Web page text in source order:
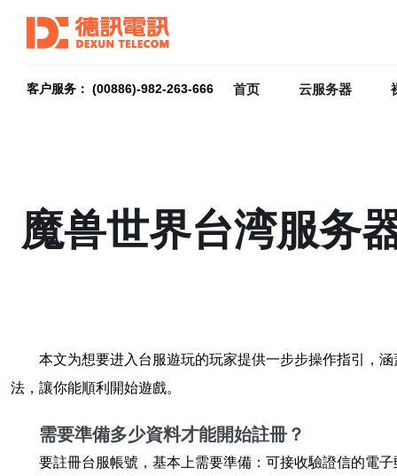
客户服务： (00886)-982-263-666 首页 云服务器
魔兽世界台湾服务
本文为想要进入台服遊玩的玩家提供一步步操作指引，
法，讓你能順利開始遊戲。
需要準備多少資料才能開始註冊？
要註冊台服帳號，基本上需要準備：可接收驗證信的電